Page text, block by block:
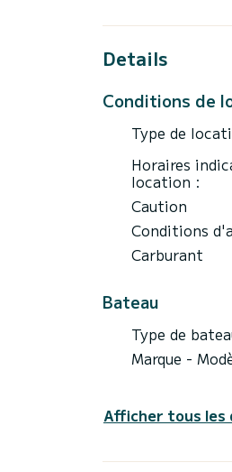
Ce Leopard 23 -
Il possède
Nous vous
Details
Conditions de
Type de
Horaires
location :
Caution
Conditions
Carburant
Bateau
Type de
Marque -
Afficher tous les